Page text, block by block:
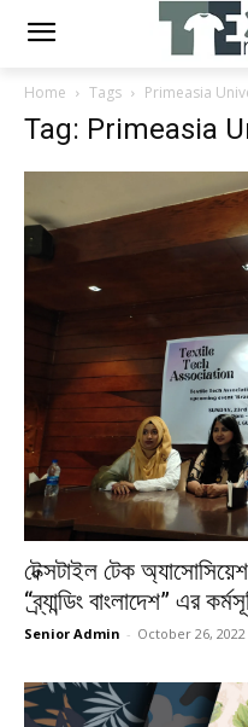
Home Tags Primeasia
Tag: Primeasia
টেক্সটাইল টেক
“ব্র্যান্ডিং বাংলাদেশ” এর
Senior Admin - October 26, 2022